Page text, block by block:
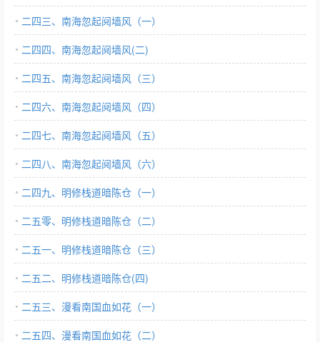
二四三、南海忽起阋墙风（一）
二四四、南海忽起阋墙风(二)
二四五、南海忽起阋墙风（三）
二四六、南海忽起阋墙风（四）
二四七、南海忽起阋墙风（五）
二四八、南海忽起阋墙风（六）
二四九、明修栈道暗陈仓（一）
二五零、明修栈道暗陈仓（二）
二五一、明修栈道暗陈仓（三）
二五二、明修栈道暗陈仓(四)
二五三、漫看南国血如花（一）
二五四、漫看南国血如花（二）